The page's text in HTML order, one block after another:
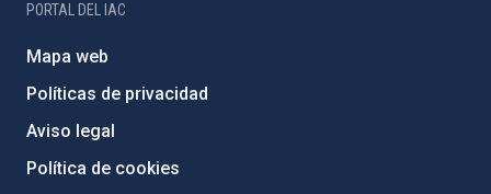
PORTAL DEL IAC
Mapa web
Políticas de privacidad
Aviso legal
Política de cookies